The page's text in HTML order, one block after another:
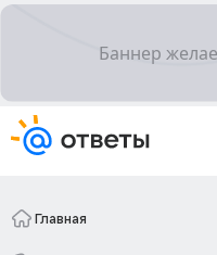
Главная